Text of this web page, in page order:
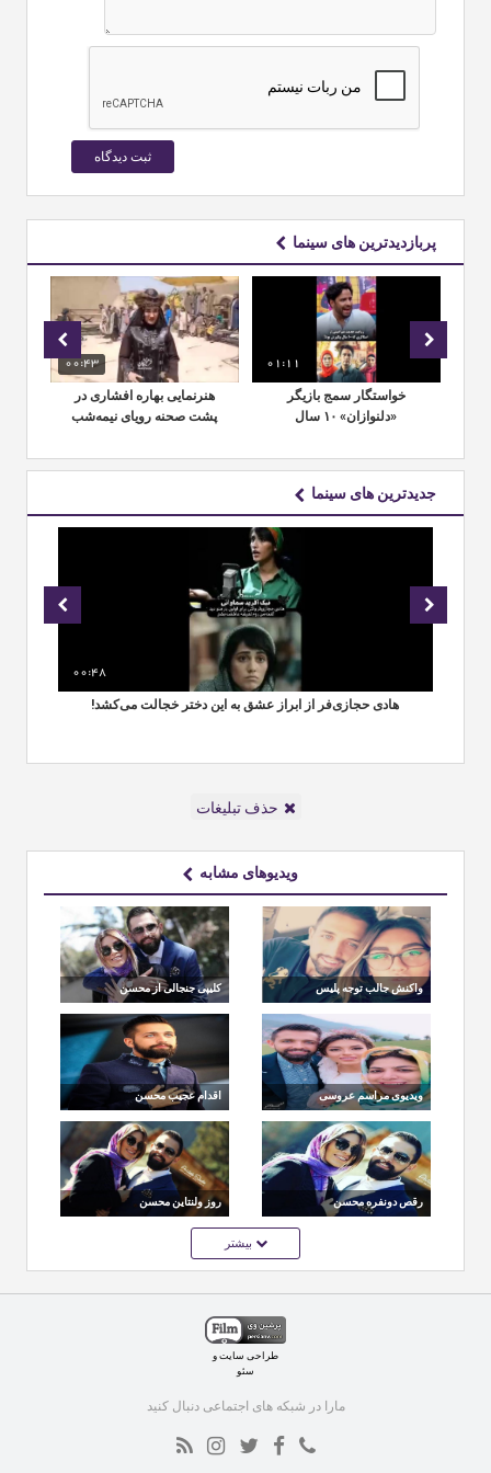
پربازدیدترین های سینما
01:11
خواستگار سمج بازیگر
«دلنوازان» ۱۰ سال
00:43
هنرنمایی بهاره افشاری در
پشت صحنه رویای نیمه‌شب
جدیدترین های سینما
00:48
هادی حجازی‌فر از ابراز عشق به این دختر خجالت می‌کشد!
حذف تبلیغات
ویدیوهای مشابه
واکنش جالب توجه پلیس
محسن افشانی
کلیپی جنجالی از محسن
افشانی و همسرش
سویل در ترکیه
ویدیوی مراسم عروسی
جنجالی محسن افشانی و
سویل
اقدام عجیب محسن
افشانی در برنامه
رقص دونفره محسن
روز ولنتاین محسن
افشانی به همراه
بیشتر
طراحی سایتو
سئو
مارا در شبکه های اجتماعی دنبال کنید